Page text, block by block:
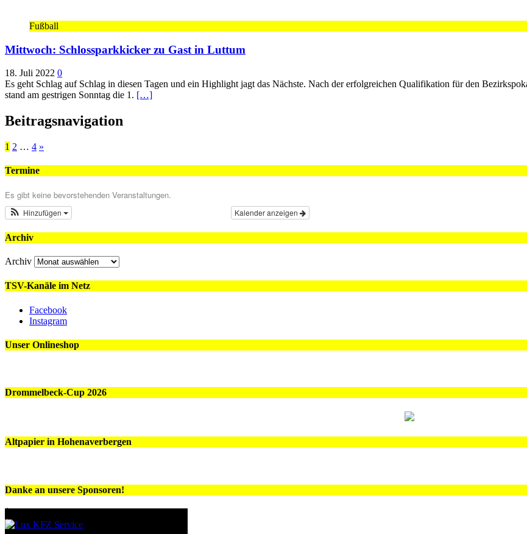
Fußball
Mittwoch: Schlossparkkicker zu Gast in Luttum
18. Juli 2022 0
Es geht Schlag auf Schlag in diesen Tagen und ein Highlight jagt das Nächste. Nach der erfolgreichen Qualifikation für den
stand am gestrigen Sonntag die 1. […]
Beitragsnavigation
1 2 … 4 »
Termine
Es gibt keine bevorstehenden Veranstaltungen.
Kalender anzeigen
Hinzufügen
Archiv
Archiv
TSV-Kanäle im Netz
Facebook
Instagram
Unser Onlineshop
Drommelbeck-Cup 2026
Altpapier in Hohenaverbergen
Danke an unsere Sponsoren!